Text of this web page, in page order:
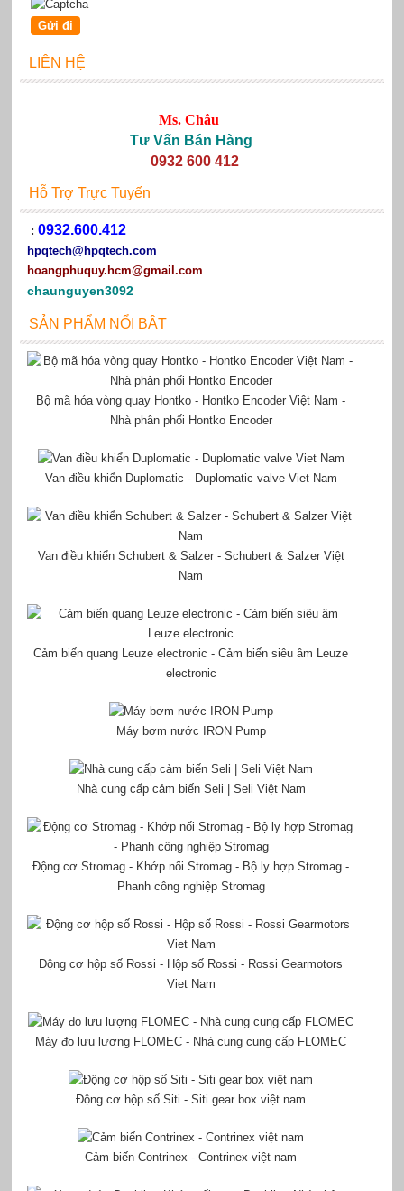
LIÊN HỆ
Ms. Châu
Tư Vấn Bán Hàng
0932 600 412
Hỗ Trợ Trực Tuyến
: 0932.600.412
hpqtech@hpqtech.com
hoangphuquy.hcm@gmail.com
chaunguyen3092
SẢN PHẨM NỔI BẬT
Bộ mã hóa vòng quay Hontko - Hontko Encoder Việt Nam -
Nhà phân phối Hontko Encoder
Van điều khiển Duplomatic - Duplomatic valve Viet Nam
Van điều khiển Schubert & Salzer - Schubert & Salzer Việt
Nam
Cảm biến quang Leuze electronic - Cảm biến siêu âm Leuze
electronic
Máy bơm nước IRON Pump
Nhà cung cấp cảm biến Seli | Seli Việt Nam
Động cơ Stromag - Khớp nối Stromag - Bộ ly hợp Stromag -
Phanh công nghiệp Stromag
Động cơ hộp số Rossi - Hộp số Rossi - Rossi Gearmotors
Viet Nam
Máy đo lưu lượng FLOMEC - Nhà cung cung cấp FLOMEC
Động cơ hộp số Siti - Siti gear box việt nam
Cảm biến Contrinex - Contrinex việt nam